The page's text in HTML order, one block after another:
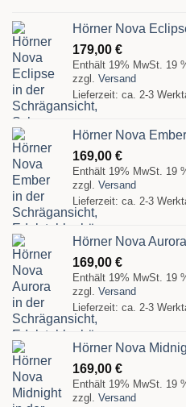
Hörner Nova
179,00 €
Enthält 19% MwSt. 19
zzgl. Versand
Lieferzeit: ca. 2-3
Hörner Nova Ember
169,00 €
Enthält 19% MwSt. 19
zzgl. Versand
Lieferzeit: ca. 2-3
Hörner Nova Aurora
169,00 €
Enthält 19% MwSt. 19
zzgl. Versand
Lieferzeit: ca. 2-3
Hörner Nova
169,00 €
Enthält 19% MwSt. 19
zzgl. Versand